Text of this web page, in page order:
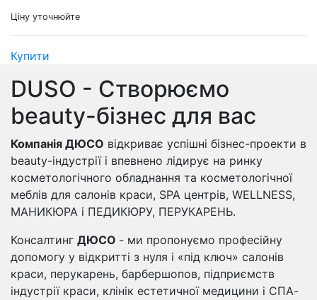
Ціну уточнюйте
Купити
DUSO - Створюємо
beauty-бізнес для вас
Компанія ДЮСО відкриває успішні бізнес-проекти в
beauty-індустрії і впевнено лідирує на ринку
косметологічного обладнання та косметологічної
меблів для салонів краси, SPA центрів, WELLNESS,
МАНИКЮРА і ПЕДИКЮРУ, ПЕРУКАРЕНЬ.
Консалтинг ДЮСО - ми пропонуємо професійну
допомогу у відкритті з нуля і «під ключ» салонів
краси, перукарень, барбершопов, підприємств
індустрії краси, клінік естетичної медицини і СПА-